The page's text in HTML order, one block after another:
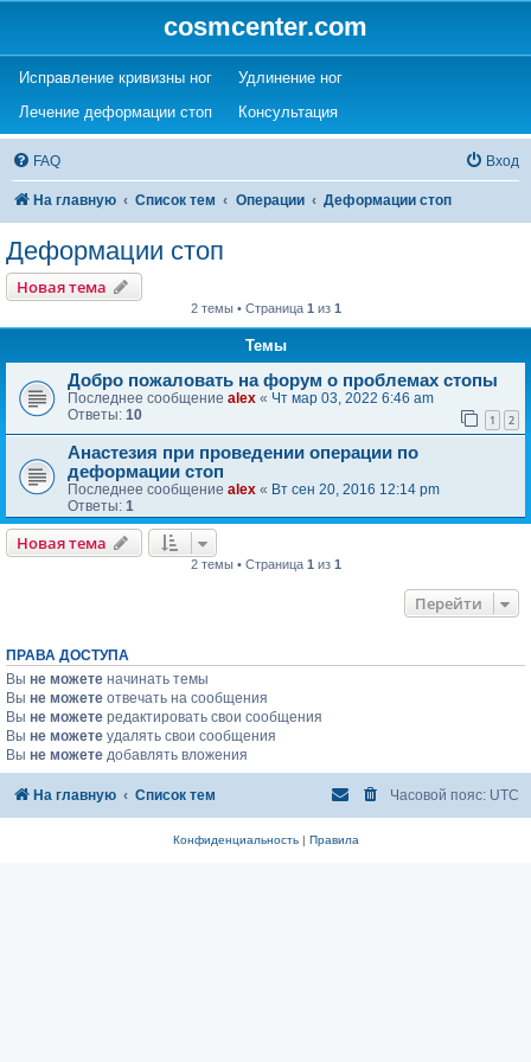
cosmcenter.com
Исправление кривизны ног(Opens a new tab)
Удлинение ног(Opens a new tab)
Лечение деформации стоп(Opens a new tab)
Консультация(Opens a new tab)
FAQ Вход
На главную Список тем Операции Деформации стоп
Деформации стоп
Новая тема
2 темы • Страница 1 из 1
Темы
Добро пожаловать на форум о проблемах стопы
Последнее сообщение alex « Чт мар 03, 2022 6:46 am
Ответы: 10 1 2
Анастезия при проведении операции по
деформации стоп
Последнее сообщение alex « Вт сен 20, 2016 12:14 pm
Ответы: 1
Новая тема
2 темы • Страница 1из 1
Перейти
ПРАВА ДОСТУПА
Вы не можете начинать темы
Вы не можете отвечать на сообщения
Вы не можете редактировать свои сообщения
Вы не можете удалять свои сообщения
Вы не можете добавлять вложения
На главную Список тем Часовой пояс: UTC
Конфиденциальность| Правила